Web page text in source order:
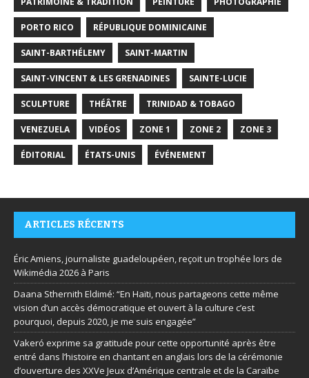
PORTO RICO RÉPUBLIQUE DOMINICAINE
SAINT-BARTHÉLEMY SAINT-MARTIN
SAINT-VINCENT & LES GRENADINES SAINTE-LUCIE
SCULPTURE THÉÂTRE TRINIDAD & TOBAGO
VENEZUELA VIDÉOS ZONE 1 ZONE 2 ZONE 3
ÉDITORIAL ÉTATS-UNIS ÉVÉNEMENT
ARTICLES RÉCENTS
Éric Amiens, journaliste guadeloupéen, reçoit un trophée lors de
Wikimédia 2026 à Paris
Daana Sthernith Eldimé: “En Haïti, nous partageons cette même
vision d’un accès démocratique et ouvert à la culture c’est
pourquoi, depuis 2020, je me suis engagée”
Vakeró exprime sa gratitude pour cette opportunité après être
entré dans l’histoire en chantant en anglais lors de la cérémonie
d’ouverture des XXVe Jeux d’Amérique centrale et de la Caraïbe